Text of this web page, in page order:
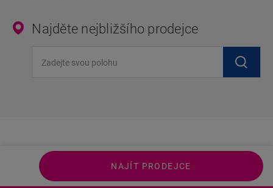
Najděte nejbližšího prodejce
NAJÍT PRODEJCE